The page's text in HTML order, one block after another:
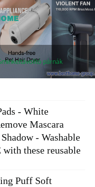
párnák
- White
Mascara
- Washable
these reusable
Puff Soft